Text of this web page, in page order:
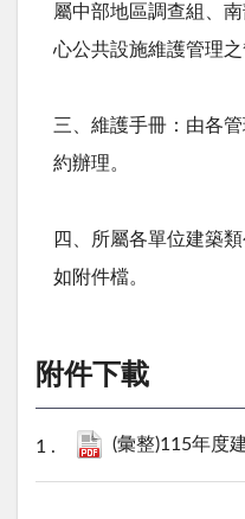
屬中部地區調查組、
心公共設施維護管理之
三、維護手冊：由各
約辦理。
四、所屬各單位建築
如附件檔。
附件下載
(彙整)115年度建